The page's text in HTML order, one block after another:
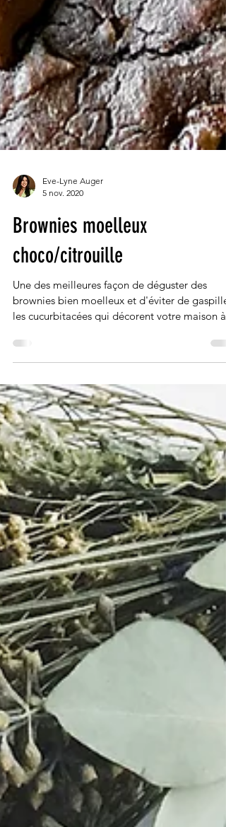
Eve-Lyne Auger
5 nov. 2020
Brownies moelleux
choco/citrouille
Une des meilleures façon de déguster des
les cucurbitacées qui décorent votre maison